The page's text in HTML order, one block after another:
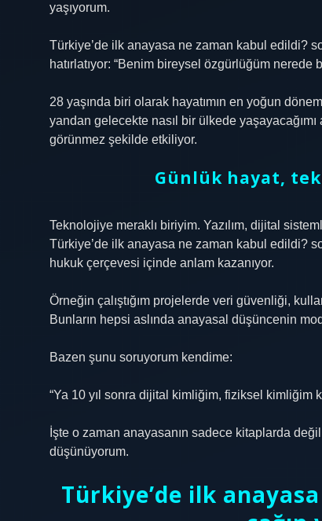
yaşıyorum.
Türkiye’de ilk anayasa ne zaman kabul edildi?
hatırlatıyor: “Benim bireysel özgürlüğüm nerede
28 yaşında biri olarak hayatımın en yoğun
yandan gelecekte nasıl bir ülkede
görünmez şekilde etkiliyor.
Günlük hayat,
Teknolojiye meraklı biriyim. Yazılım, dijital
Türkiye’de ilk anayasa ne zaman kabul edildi?
hukuk çerçevesi içinde anlam kazanıyor.
Örneğin çalıştığım projelerde veri güvenliği,
Bunların hepsi aslında anayasal düşüncenin
Bazen şunu soruyorum kendime:
“Ya 10 yıl sonra dijital kimliğim, fiziksel kimliğim
İşte o zaman anayasanın sadece kitaplarda
düşünüyorum.
Türkiye’de ilk